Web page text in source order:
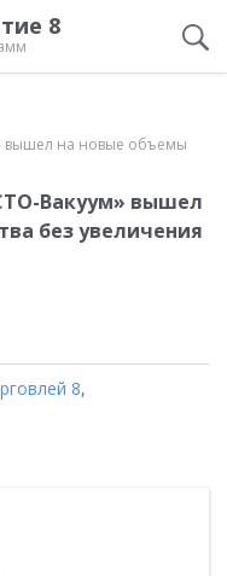
8
вышел на новые объемы
Вакуум» вышел
без увеличения
8,